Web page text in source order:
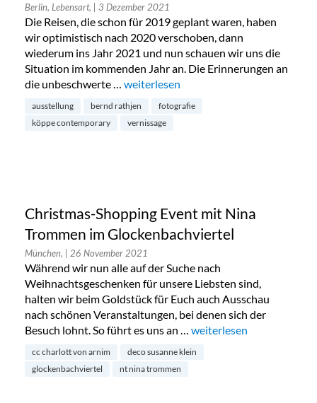
Berlin, Lebensart, | 3 Dezember 2021
Die Reisen, die schon für 2019 geplant waren, haben
wir optimistisch nach 2020 verschoben, dann
wiederum ins Jahr 2021 und nun schauen wir uns die
Situation im kommenden Jahr an. Die Erinnerungen an
die unbeschwerte … „City Moments: eine Ausstellung von
weiterlesen
ausstellung bernd rathjen
fotografie
köppe contemporary
vernissage
Christmas-Shopping Event mit Nina
Trommen im Glockenbachviertel
München, | 26 November 2021
Während wir nun alle auf der Suche nach
Weihnachtsgeschenken für unsere Liebsten sind,
halten wir beim Goldstück für Euch auch Ausschau
nach schönen Veranstaltungen, bei denen sich der
Besuch lohnt. So führt es uns an … „Christmas-Shopping
weiterlesen
cc charlott von arnim
deco susanne klein
glockenbachviertel
nt nina trommen